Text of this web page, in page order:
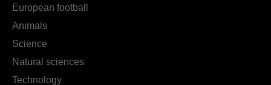
European football
Animals
Science
Natural sciences
Technology